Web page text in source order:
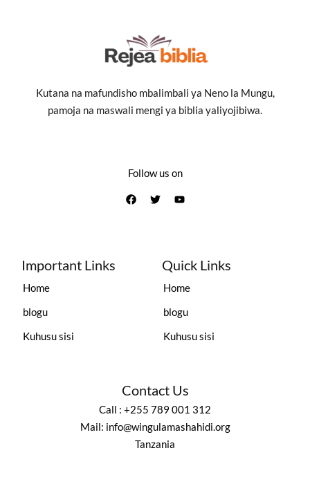
Kutana na mafundisho mbalimbali ya Neno la Mungu,
pamoja na maswali mengi ya biblia yaliyojibiwa.
Follow us on
Important Links
Home
blogu
Kuhusu sisi
Quick Links
Home
blogu
Kuhusu sisi
Contact Us
Call : +255 789 001 312
Mail: info@wingulamashahidi.org
Tanzania